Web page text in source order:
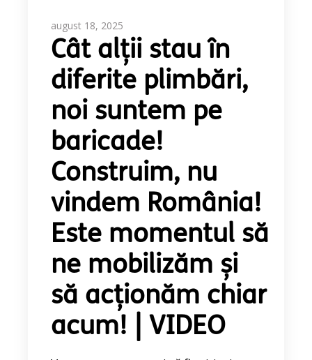
august 18, 2025
Cât alții stau în
diferite plimbări,
noi suntem pe
baricade!
Construim, nu
vindem România!
Este momentul să
ne mobilizăm și
să acționăm chiar
acum! | VIDEO